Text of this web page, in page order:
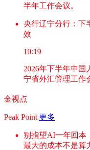
半年工作会议。
央行辽宁分行：下
效
10:19
2026年下半年中国
宁省外汇管理工作
金视点
Peak Point 更多
别指望AI一年回本
最大的成本不是算